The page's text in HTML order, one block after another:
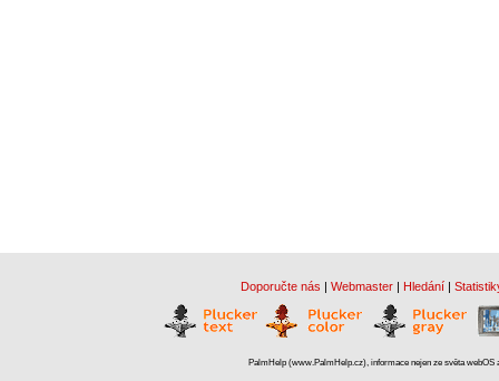
Doporučte nás | Webmaster | Hledání |
PalmHelp (www.PalmHelp.cz), informace nejen ze světa